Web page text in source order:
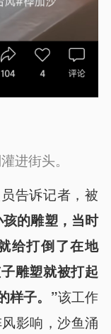
进街头。
告诉记者，被
的雕塑，当时
给打倒了在地
雕塑就被打起
样子。”该工作
影响，沙鱼涌